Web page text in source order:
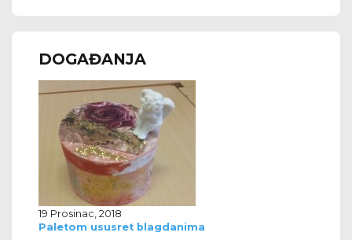
DOGAĐANJA
19 Prosinac, 2018
Paletom ususret blagdanima